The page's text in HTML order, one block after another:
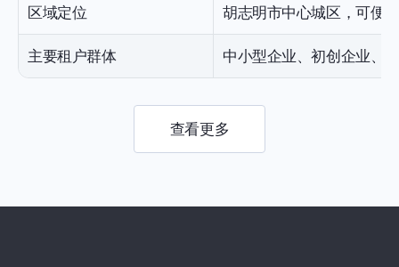
区域定位 胡志明市中心城区，可便
主要租户群体 中小型企业、初创企业、
查看更多